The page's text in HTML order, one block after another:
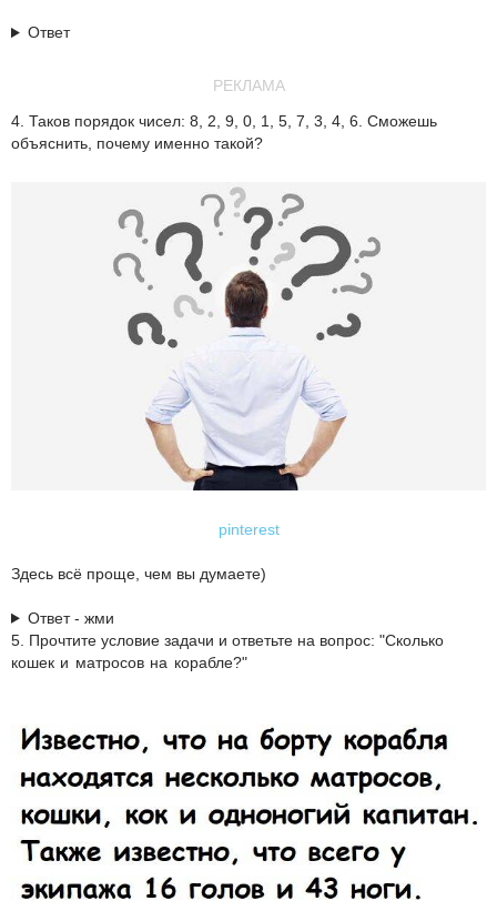
Ответ
РЕКЛАМА
4. Таков порядок чисел: 8, 2, 9, 0, 1, 5, 7, 3, 4, 6. Сможешь
объяснить, почему именно такой?
pinterest
Здесь всё проще, чем вы думаете)
Ответ - жми
5. Прочтите условие задачи и ответьте на вопрос: "Сколько
кошек и матросов на корабле?"